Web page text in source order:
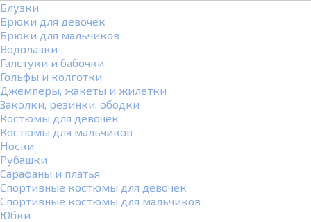
Блузки
Брюки для девочек
Брюки для мальчиков
Водолазки
Галстуки и бабочки
Гольфы и колготки
Джемперы, жакеты и жилетки
Заколки, резинки, ободки
Костюмы для девочек
Костюмы для мальчиков
Носки
Рубашки
Сарафаны и платья
Спортивные костюмы для девочек
Спортивные костюмы для мальчиков
Юбки